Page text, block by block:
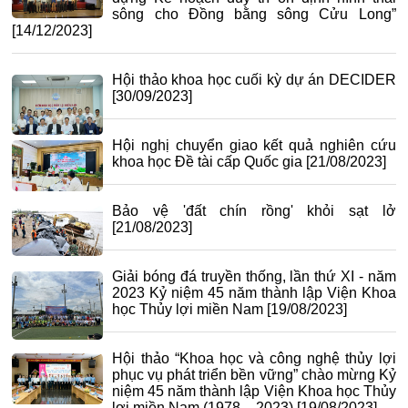
sông cho Đồng bằng sông Cửu Long”
[14/12/2023]
Hội thảo khoa học cuối kỳ dự án DECIDER
[30/09/2023]
Hội nghị chuyển giao kết quả nghiên cứu
khoa học Đề tài cấp Quốc gia [21/08/2023]
Bảo vệ 'đất chín rồng' khỏi sạt lở
[21/08/2023]
Giải bóng đá truyền thống, lần thứ XI - năm
2023 Kỷ niệm 45 năm thành lập Viện Khoa
học Thủy lợi miền Nam [19/08/2023]
Hội thảo “Khoa học và công nghệ thủy lợi
phục vụ phát triển bền vững” chào mừng Kỷ
niệm 45 năm thành lập Viện Khoa học Thủy